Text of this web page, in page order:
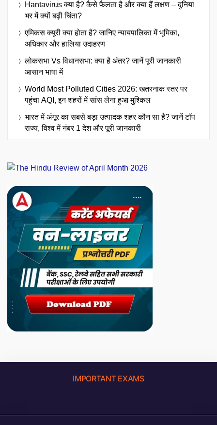
Hantavirus क्या है? कैसे फैलता है और क्या हैं लक्षण – दुनिया
भर में क्यों बढ़ी चिंता?
एमिकस क्यूरी क्या होता है? जानिए न्यायपालिका में भूमिका,
अधिकार और हालिया उदाहरण
लोकसभा Vs विधानसभा: क्या है अंतर? जानें पूरी जानकारी
आसान भाषा में
World Most Polluted Cities 2026: खतरनाक स्तर पर
पहुंचा AQI, इन शहरों में सांस लेना हुआ मुश्किल
भारत में अंगूर का सबसे बड़ा उत्पादक शहर कौन सा है? जानें टॉप
राज्य, विश्व में नंबर 1 देश और पूरी जानकारी
IMPORTANT EXAMS